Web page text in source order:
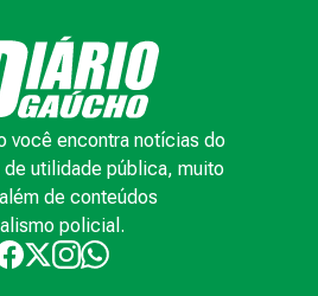
você encontra notícias do
de utilidade pública, muito
de conteúdos
policial.